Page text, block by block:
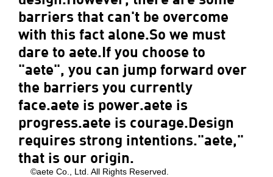
barriers that can't be overcome
with this fact alone.So we must
dare to aete.If you choose to
"aete", you can jump forward over
the barriers you currently
face.aete is power.aete is
progress.aete is courage.Design
requires strong intentions."aete,"
that is our origin.
©aete Co., Ltd. All Rights Reserved.